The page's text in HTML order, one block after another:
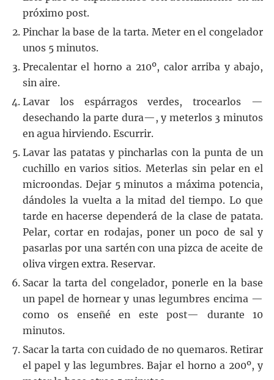
próximo post.
Pinchar la base de la tarta. Meter en el congelador
unos 5 minutos.
Precalentar el horno a 210º, calor arriba y abajo,
sin aire.
Lavar los espárragos verdes, trocearlos —
desechando la parte dura—, y meterlos 3 minutos
en agua hirviendo. Escurrir.
Lavar las patatas y pincharlas con la punta de un
cuchillo en varios sitios. Meterlas sin pelar en el
microondas. Dejar 5 minutos a máxima potencia,
dándoles la vuelta a la mitad del tiempo. Lo que
tarde en hacerse dependerá de la clase de patata.
Pelar, cortar en rodajas, poner un poco de sal y
pasarlas por una sartén con una pizca de aceite de
oliva virgen extra. Reservar.
Sacar la tarta del congelador, ponerle en la base
un papel de hornear y unas legumbres encima —
como os enseñé en este post— durante 10
minutos.
Sacar la tarta con cuidado de no quemaros. Retirar
el papel y las legumbres. Bajar el horno a 200º, y